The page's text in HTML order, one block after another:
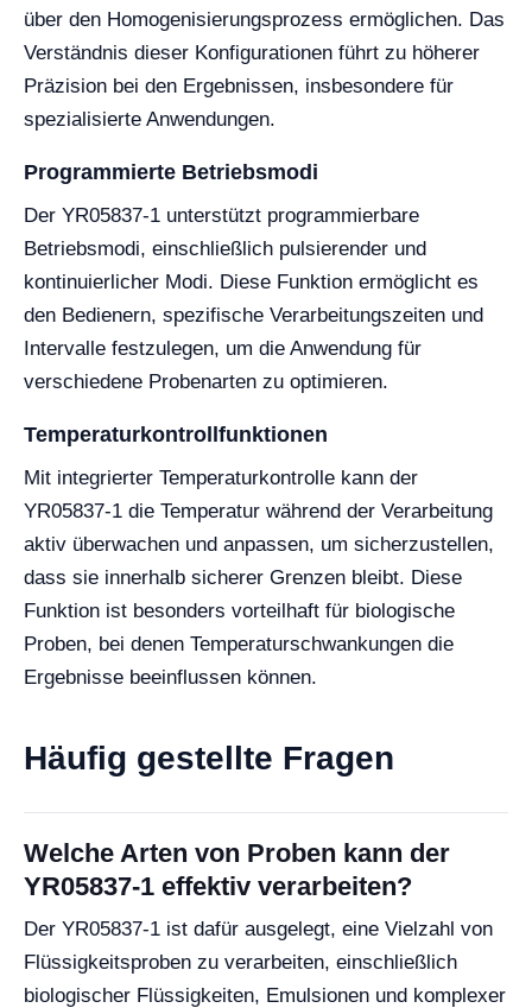
über den Homogenisierungsprozess ermöglichen. Das
Verständnis dieser Konfigurationen führt zu höherer
Präzision bei den Ergebnissen, insbesondere für
spezialisierte Anwendungen.
Programmierte Betriebsmodi
Der YR05837-1 unterstützt programmierbare
Betriebsmodi, einschließlich pulsierender und
kontinuierlicher Modi. Diese Funktion ermöglicht es
den Bedienern, spezifische Verarbeitungszeiten und
Intervalle festzulegen, um die Anwendung für
verschiedene Probenarten zu optimieren.
Temperaturkontrollfunktionen
Mit integrierter Temperaturkontrolle kann der
YR05837-1 die Temperatur während der Verarbeitung
aktiv überwachen und anpassen, um sicherzustellen,
dass sie innerhalb sicherer Grenzen bleibt. Diese
Funktion ist besonders vorteilhaft für biologische
Proben, bei denen Temperaturschwankungen die
Ergebnisse beeinflussen können.
Häufig gestellte Fragen
Welche Arten von Proben kann der
YR05837-1 effektiv verarbeiten?
Der YR05837-1 ist dafür ausgelegt, eine Vielzahl von
Flüssigkeitsproben zu verarbeiten, einschließlich
biologischer Flüssigkeiten, Emulsionen und komplexer